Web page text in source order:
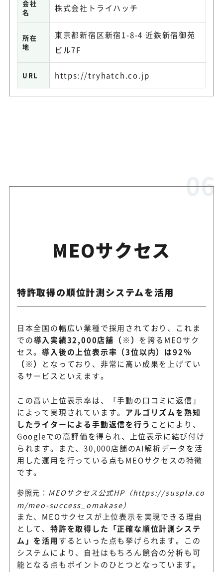
会社
名
株式会社トライハッチ
所在
地
東京都新宿区新宿1-8-4 近鉄新宿御苑
ビル7F
URL https://tryhatch.co.jp
MEOサクセス
特許取得の順位計測システムを活用
日本全国の幅広い業種で採用されており、これま
での導入実績32,000店舗（※） を誇るMEOサク
セス。導入後の上位表示率（3位以内）は92％
（※）
となっており、非常に高い成果を上げてい
るサービスといえます。
この高い上位表示率は、「手動の口コミに返信」
によって実現されています。 アルゴリズムを熟知
したライターによる手動返信を行う ことにより、
Googleでの高評価を得られ、上位表示に結び付け
られます。また、30,000店舗のAI解析データを活
用した運用を行っている点もMEOサクセスの特徴
です。
参照元： MEOサクセス公式HP（https://suspla.co
m/meo-success_omakase）
また、MEOサクセスが上位表示を実現できる理由
として、特許を取得した「正確な順位計測システ
ム」を活用するといった点も挙げられます。この
システムにより、自社はもちろん競合の分析も可
能となる点もポイントのひとつとなっています。